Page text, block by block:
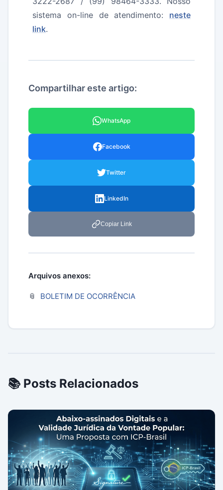
sistema on-line de atendimento: neste
link.
Compartilhar este artigo:
WhatsApp
Facebook
Twitter
LinkedIn
Copiar Link
Arquivos anexos:
BOLETIM DE OCORRÊNCIA
📚 Posts Relacionados